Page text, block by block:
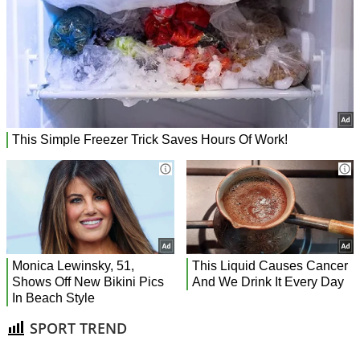
SPORT TREND